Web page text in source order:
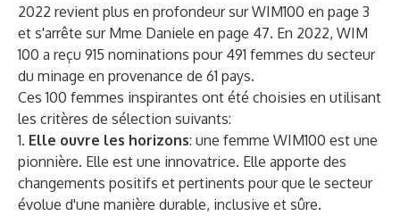
2022 revient plus en profondeur sur WIM100 en page 3
et s'arrête sur Mme Daniele en page 47. En 2022, WIM
100 a reçu 915 nominations pour 491 femmes du secteur
du minage en provenance de 61 pays.
Ces 100 femmes inspirantes ont été choisies en utilisant
les critères de sélection suivants:
1. Elle ouvre les horizons: une femme WIM100 est une
pionnière. Elle est une innovatrice. Elle apporte des
changements positifs et pertinents pour que le secteur
évolue d'une manière durable, inclusive et sûre.